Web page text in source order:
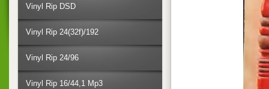
Vinyl Rip DSD
Vinyl Rip 24(32f)/192
Vinyl Rip 24/96
Vinyl Rip 16/44,1 Mp3